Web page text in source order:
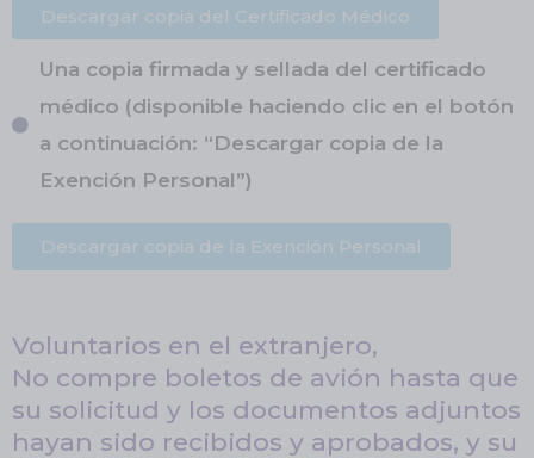
Descargar copia del Certificado Médico
Una copia firmada y sellada del certificado
médico (disponible haciendo clic en el botón
a continuación: “Descargar copia de la
Exención Personal”)
Descargar copia de la Exención Personal
Voluntarios en el extranjero,
No compre boletos de avión hasta que
su solicitud y los documentos adjuntos
hayan sido recibidos y aprobados, y su